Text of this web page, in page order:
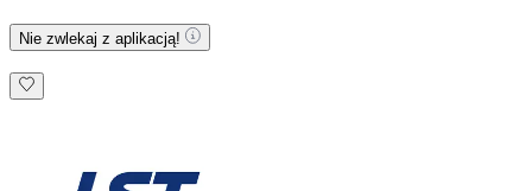
Nie zwlekaj z aplikacją!